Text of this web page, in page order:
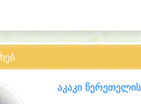
აკაკი წერეთელის